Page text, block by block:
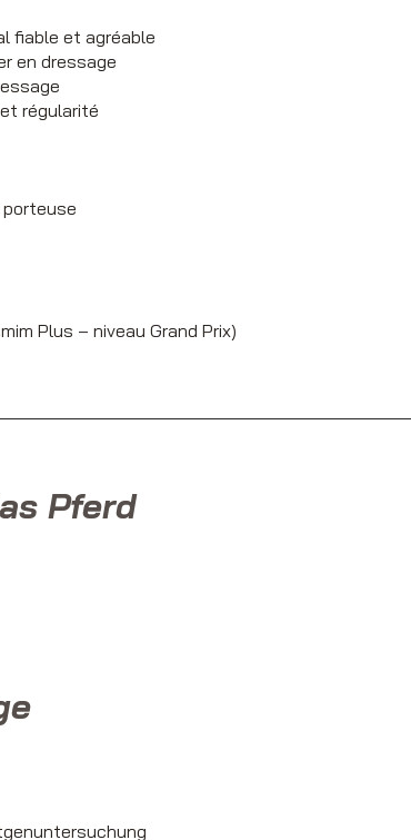
fiable et agréable
en dressage
régularité
Plus – niveau Grand Prix)
Pferd